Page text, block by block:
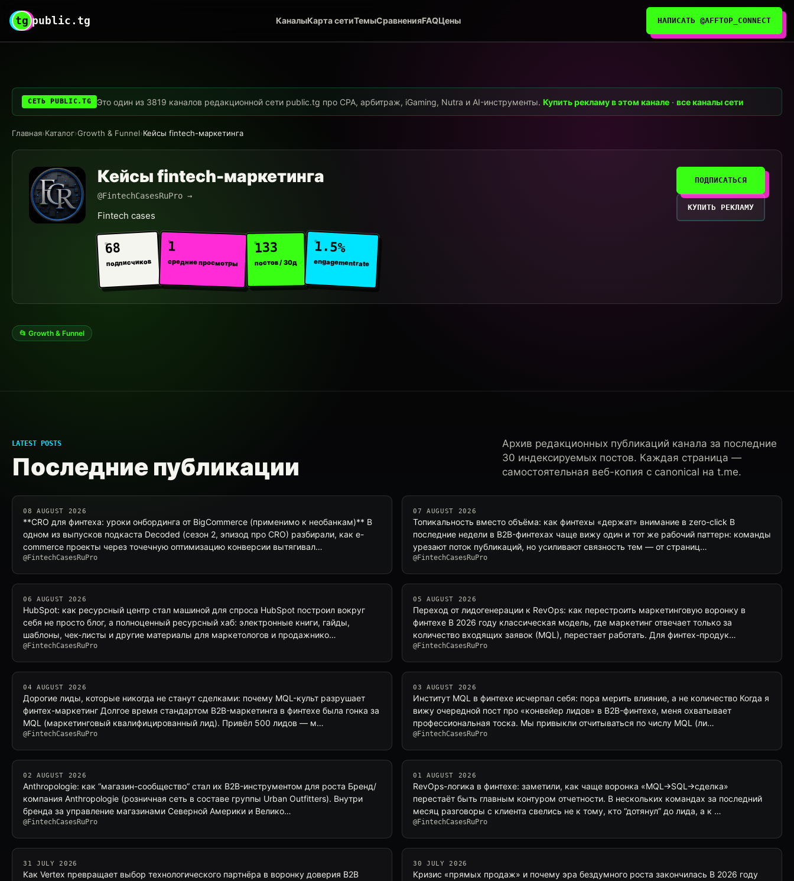
tg public.tg КаналыКарта сетиТемыСравненияFAQЦены НАПИСАТЬ @AFFTOP_CONNECT
СЕТЬ PUBLIC.TG Это один из 3819 каналов редакционной сети public.tg про CPA, арбитраж, iGaming, Nutra и AI-инструменты.Купить рекламу в этом канале ·все каналы сети
Главная›Каталог›Growth & Funnel›Кейсы fintech-маркетинга
Кейсы fintech-маркетинга
@FintechCasesRuPro →
Fintech cases
68
подписчиков
1
средние просмотры
133
постов / 30д
1.5%
engagement rate
ПОДПИСАТЬСЯ
КУПИТЬ РЕКЛАМУ
📂 Growth & Funnel
LATEST POSTS
Последние публикации
Архив редакционных публикаций канала за последние
30 индексируемых постов. Каждая страница —
самостоятельная веб-копия с canonical на t.me.
08 AUGUST 2026
**CRO для финтеха: уроки онбординга от BigCommerce (применимо к необанкам)** В
одном из выпусков подкаста Decoded (сезон 2, эпизод про CRO) разбирали, как e-
commerce проекты через точечную оптимизацию конверсии вытягивал…
@FintechCasesRuPro
07 AUGUST 2026
Топикальность вместо объёма: как финтехы «держат» внимание в zero-click В
последние недели в B2B-финтехах чаще вижу один и тот же рабочий паттерн: команды
урезают поток публикаций, но усиливают связность тем — от страниц…
@FintechCasesRuPro
06 AUGUST 2026
HubSpot: как ресурсный центр стал машиной для спроса HubSpot построил вокруг
себя не просто блог, а полноценный ресурсный хаб: электронные книги, гайды,
шаблоны, чек-листы и другие материалы для маркетологов и продажнико…
@FintechCasesRuPro
05 AUGUST 2026
Переход от лидогенерации к RevOps: как перестроить маркетинговую воронку в
финтехе В 2026 году классическая модель, где маркетинг отвечает только за
количество входящих заявок (MQL), перестает работать. Для финтех-продук…
@FintechCasesRuPro
04 AUGUST 2026
Дорогие лиды, которые никогда не станут сделками: почему MQL-культ разрушает
финтех-маркетинг Долгое время стандартом B2B-маркетинга в финтехе была гонка за
MQL (маркетинговый квалифицированный лид). Привёл 500 лидов — м…
@FintechCasesRuPro
03 AUGUST 2026
Институт MQL в финтехе исчерпал себя: пора мерить влияние, а не количество Когда я
вижу очередной пост про «конвейер лидов» в B2B-финтехе, меня охватывает
профессиональная тоска. Мы привыкли отчитываться по числу MQL (ли…
@FintechCasesRuPro
02 AUGUST 2026
Anthropologie: как “магазин-сообщество” стал их B2B-инструментом для роста Бренд/
компания Anthropologie (розничная сеть в составе группы Urban Outfitters). Внутри
бренда за управление магазинами Северной Америки и Велико…
@FintechCasesRuPro
01 AUGUST 2026
RevOps-логика в финтехе: заметили, как чаще воронка «MQL→SQL→сделка»
перестаёт быть главным контуром отчетности. В нескольких командах за последний
месяц разговоры с клиента свелись не к тому, кто “дотянул” до лида, а к …
@FintechCasesRuPro
31 JULY 2026
Как Vertex превращает выбор технологического партнёра в воронку доверия B2B
30 JULY 2026
Кризис «прямых продаж» и почему эра бездумного роста закончилась В 2026 году